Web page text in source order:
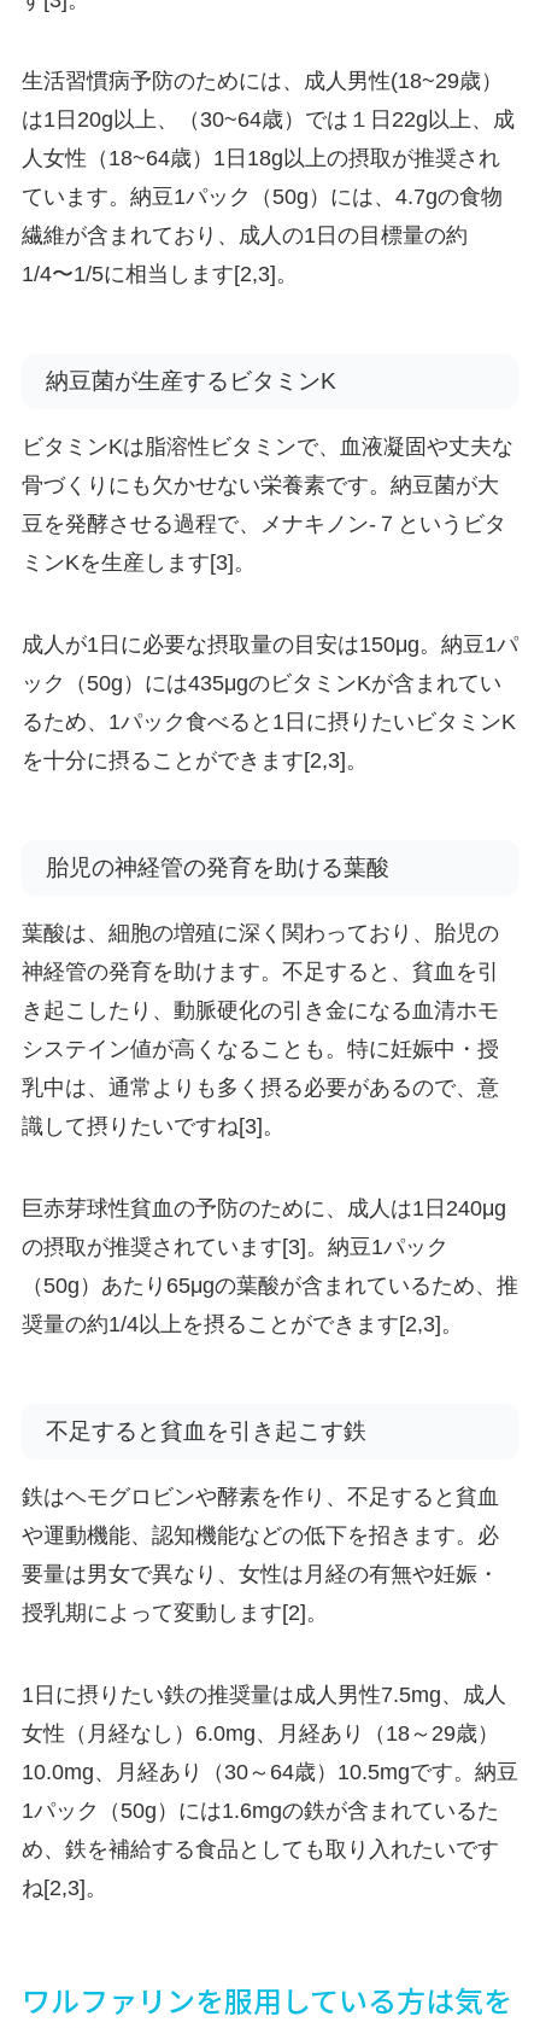
生活習慣病予防のためには、成人男性(18~29歳）
は1日20g以上、（30~64歳）では１日22g以上、成
人女性（18~64歳）1日18g以上の摂取が推奨され
ています。納豆1パック（50g）には、4.7gの食物
繊維が含まれており、成人の1日の目標量の約
1/4〜1/5に相当します[2,3]。
納豆菌が生産するビタミンK
ビタミンKは脂溶性ビタミンで、血液凝固や丈夫な
骨づくりにも欠かせない栄養素です。納豆菌が大
豆を発酵させる過程で、メナキノン-７というビタ
ミンKを生産します[3]。
成人が1日に必要な摂取量の目安は150μg。納豆1パ
ック（50g）には435μgのビタミンKが含まれてい
るため、1パック食べると1日に摂りたいビタミンK
を十分に摂ることができます[2,3]。
胎児の神経管の発育を助ける葉酸
葉酸は、細胞の増殖に深く関わっており、胎児の
神経管の発育を助けます。不足すると、貧血を引
き起こしたり、動脈硬化の引き金になる血清ホモ
システイン値が高くなることも。特に妊娠中・授
乳中は、通常よりも多く摂る必要があるので、意
識して摂りたいですね[3]。
巨赤芽球性貧血の予防のために、成人は1日240μg
の摂取が推奨されています[3]。納豆1パック
（50g）あたり65μgの葉酸が含まれているため、推
奨量の約1/4以上を摂ることができます[2,3]。
不足すると貧血を引き起こす鉄
鉄はヘモグロビンや酵素を作り、不足すると貧血
や運動機能、認知機能などの低下を招きます。必
要量は男女で異なり、女性は月経の有無や妊娠・
授乳期によって変動します[2]。
1日に摂りたい鉄の推奨量は成人男性7.5mg、成人
女性（月経なし）6.0mg、月経あり（18～29歳）
10.0mg、月経あり（30～64歳）10.5mgです。納豆
1パック（50g）には1.6mgの鉄が含まれているた
め、鉄を補給する食品としても取り入れたいです
ね[2,3]。
ワルファリンを服用している方は気を